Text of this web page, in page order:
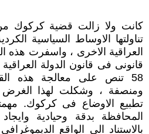
كانت ولا زالت قضية كركوك من
تناولتها الاوساط السياسية
العراقية الاخرى ، واسفرت هذه
قانونى فى قانون الدولة
58 تنص على معالجة هذه
ومنصفة ، وشكلت لهذا الغرض
تطبيع الاوضاع فى كركوك.
المحافظة بدقة وحيادية
بالاستناد الى الواقع